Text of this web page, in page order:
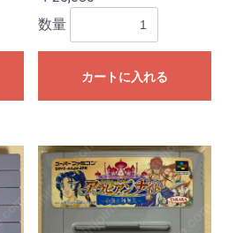
数量
カートに入れる